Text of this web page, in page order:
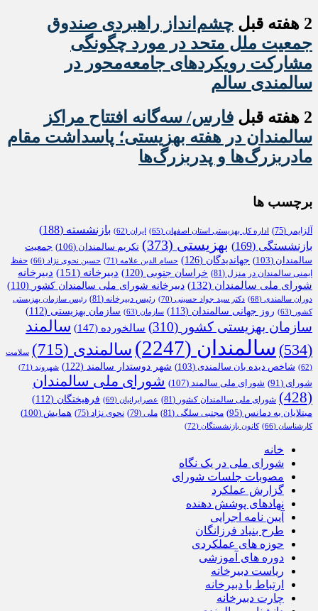
2 هفته قبل
چشم‌انداز راهبردی صندوق
جمعیت ملل متحد در مورد چگونگی
مشارکت رویکردهای جامعه‌محور در
سالمندی سالم
2 هفته قبل
فارس/ سه‌گانه افتتاح مراکز
سالمندان در هفته بهزیستی؛ پاسداشت مقام
مادربزرگ‌ها و پدربزرگ‌ها
برچسب ها
آلزایمر (75) اداره کل بهزیستی استان اصفهان (65) ایران (62) بازنشسته (188)
بازنشستگی (169) بهزیستی (373) تکریم سالمندان (106)
جمعیت
سالمندان (103) جهاندیدگان (126) حسام الدین علامه (71) حسین نحوی نژاد (66)
حفظ
ایمنی سالمندان در منزل (81) خراسان جنوبی (120) دبیرخانه (151)
دبیرخانه
شورای ملی سالمندان (132) دبیرخانه شورای ملی سالمندان کشور (110)
دوران سالمندی (68) دکتر سید جواد حسینی (70) رئیس دبیرخانه (81)
رئیس سازمان بهزیستی
کشور (63) روز جهانی سالمندان (113) سازمان (63) سازمان بهزیستی (112)
سازمان بهزیستی کشور (310) سالخورده (147)
سالمند
(534)
سالمندان (2247) سالمندی (715)
سلامت
(62)
شاخص دیده بان سالمندی (103) شهر دوستدار سالمند (122) شهروند (71)
شورای (91) شورای ملی سالمند (107)
شورای ملی سالمندان
(428)
شورای ملی سالمندان کشور (81) عصرایرانیان (69) فرهیختگان (112)
مبتلایان به دمانس (95) مجتبی سلگی (81) ملی (79) نحوی نژاد (75) همایش (100)
کارشناسان (66) کانون بازنشستگان (72)
خانه
شورای ملی در یک نگاه
مصوبات جلسات شورای
گزارش عملکرد
نهادهای پوشش دهنده
آیین نامه اجرایی
طرح بنیاد فرزانگان
حوزه های عملکردی
دوره های آموزشی
ریاست دبیرخانه
ارتباط با دبیرخانه
چارت دبیرخانه